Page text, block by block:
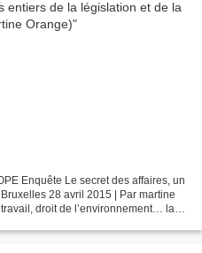
Enquête Le secret des affaires, un
28 avril 2015 | Par martine
droit de l’environnement… la